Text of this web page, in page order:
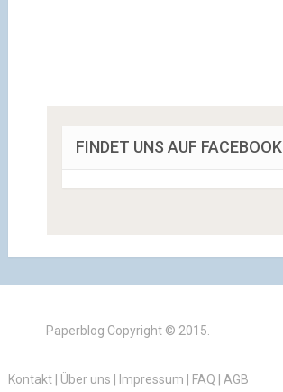
FINDET UNS AUF FACEBOOK
Paperblog Copyright © 2015.
Kontakt| Über uns Impressum FAQ AGB